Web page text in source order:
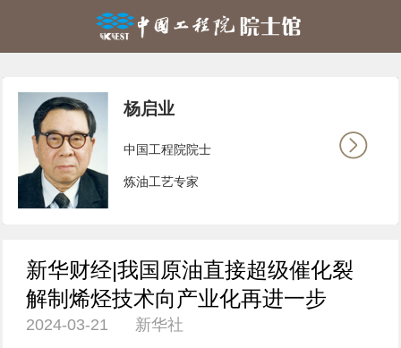
杨启业
中国工程院院士
炼油工艺专家
新华财经|我国原油直接超级催化裂
解制烯烃技术向产业化再进一步
2024-03-21 新华社